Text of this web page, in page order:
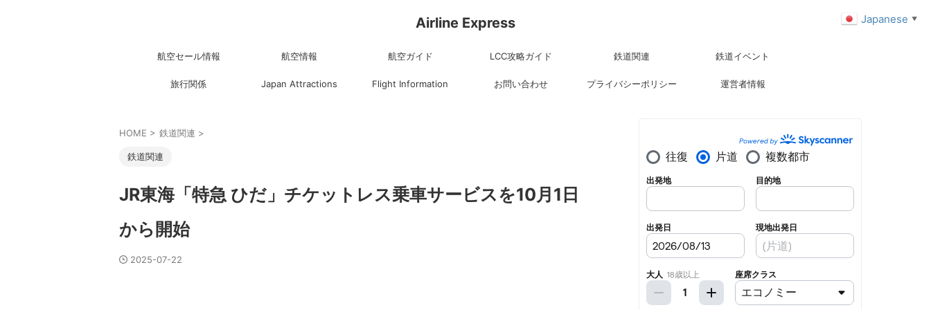
Airline Express
航空セール情報 航空情報 航空ガイド LCC攻略ガイド 鉄道関連 鉄道イベント
旅行関係 Japan Attractions Flight Information お問い合わせ プライバシーポリシー 運営者情報
HOME > 鉄道関連 >
鉄道関連
JR東海「特急 ひだ」チケットレス乗車サービスを10月1日
から開始
2025-07-22
Japanese ▼